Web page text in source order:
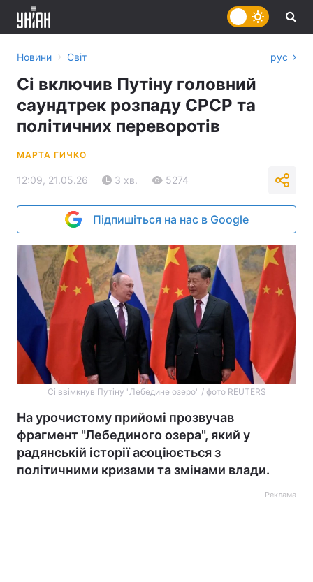
Новини › Світ рус
Сі включив Путіну головний
саундтрек розпаду СРСР та
політичних переворотів
МАРТА ГИЧКО
12:09, 21.05.26 3 хв. 5274
Підпишіться на нас в Google
Сі ввімкнув Путіну "Лебедине озеро" / фото REUTERS
На урочистому прийомі прозвучав
фрагмент "Лебединого озера", який у
радянській історії асоціюється з
політичними кризами та змінами влади.
Реклама